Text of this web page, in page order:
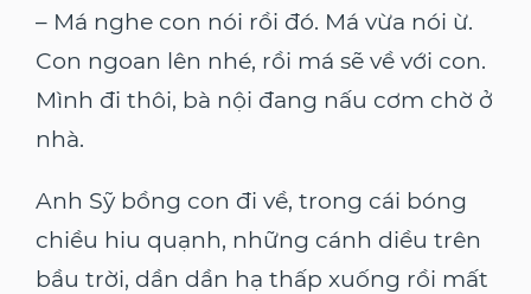
– Má nghe con nói rồi đó. Má vừa nói ừ.
Con ngoan lên nhé, rồi má sẽ về với con.
Mình đi thôi, bà nội đang nấu cơm chờ ở
nhà.
Anh Sỹ bồng con đi về, trong cái bóng
chiều hiu quạnh, những cánh diều trên
bầu trời, dần dần hạ thấp xuống rồi mất